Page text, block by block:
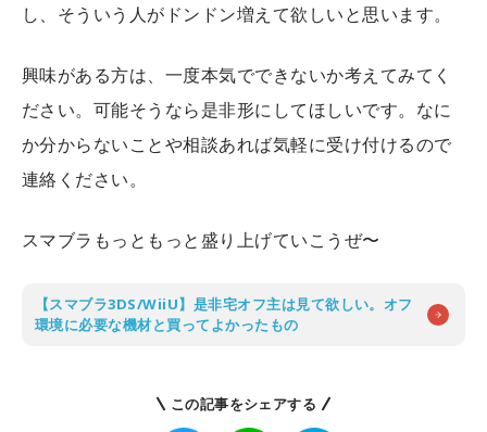
し、そういう人がドンドン増えて欲しいと思います。
興味がある方は、一度本気でできないか考えてみてく
ださい。可能そうなら是非形にしてほしいです。なに
か分からないことや相談あれば気軽に受け付けるので
連絡ください。
スマブラもっともっと盛り上げていこうぜ〜
【スマブラ3DS/WiiU】是非宅オフ主は見て欲しい。オフ
環境に必要な機材と買ってよかったもの
この記事をシェアする